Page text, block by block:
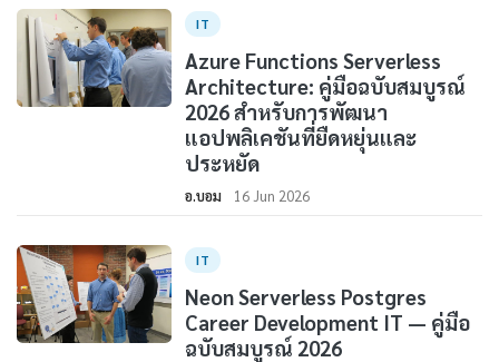
IT
Azure Functions Serverless
Architecture: คู่มือฉบับสมบูรณ์
2026 สำหรับการพัฒนา
แอปพลิเคชันที่ยืดหยุ่นและ
ประหยัด
อ.บอม 16 Jun 2026
IT
Neon Serverless Postgres
Career Development IT — คู่มือ
ฉบับสมบูรณ์ 2026